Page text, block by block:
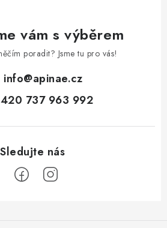
vám s výběrem
poradit? Jsme tu pro vás!
info@apinae.cz
737 963 992